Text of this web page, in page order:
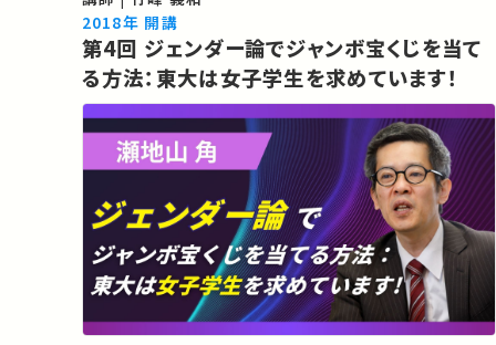
貞子は怖いのか】映画『リング』から映像と視覚の
謎に迫る（ぴぴりのイチ推…
2018年 開講
第4回 ジェンダー論でジャンボ宝くじを当て
る方法：東大は女子学生を求めています！